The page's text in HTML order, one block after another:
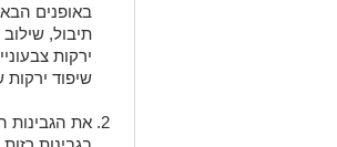
באופנים
תיבול,
ירקות
שיפוד